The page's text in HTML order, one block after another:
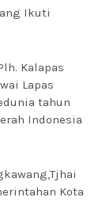
Ikuti
Kalapas
Lapas
tahun
Indonesia
Kota